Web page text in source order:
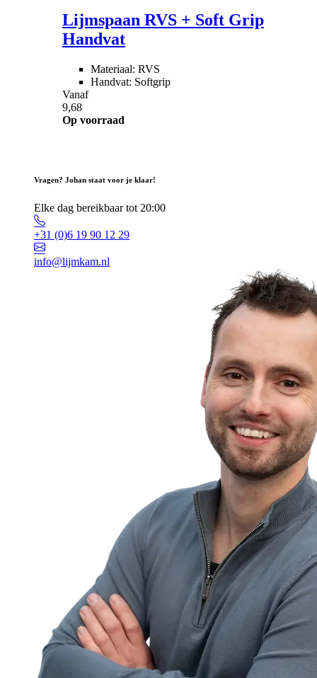
Lijmspaan RVS + Soft Grip
Handvat
Materiaal: RVS
Handvat: Softgrip
Vanaf
9,68
Op voorraad
Vragen? Johan staat voor je klaar!
Elke dag bereikbaar tot 20:00
+31 (0)6 19 90 12 29
info@lijmkam.nl